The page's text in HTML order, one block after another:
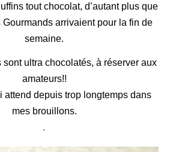
tout chocolat, d’autant plus que
Gourmands arrivaient pour la fin de
semaine.
sont ultra chocolatés, à réserver aux
amateurs!!
attend depuis trop longtemps dans
mes brouillons.
.